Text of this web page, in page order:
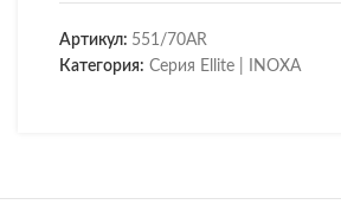
Артикул: 551/70AR
Категория: Серия Ellite | INOXA